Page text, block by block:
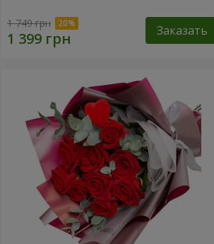
1 749 грн Заказать